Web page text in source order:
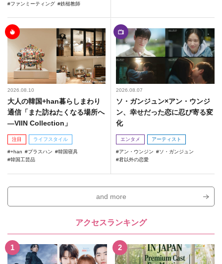
ファンミーティング
鉄槌教師
2026.08.10
大人の韓国+han暮らしまわり
通信「また訪ねたくなる場所へ
―VIIN Collection」
注目 ライフスタイル
+han プラスハン
韓国寝具
韓国工芸品
2026.08.07
ソ・ガンジュン×アン・ウンジ
ン、幸せだった恋に忍び寄る変
化
エンタメ アーティスト
アン・ウンジン
ソ・ガンジュン
君以外の恋愛
and more
アクセスランキング